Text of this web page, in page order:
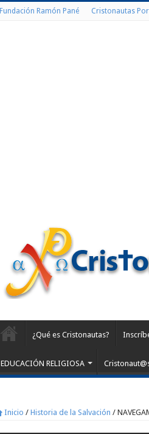
Fundación Ramón Pané Cristonautas
¿Qué es Cristonautas?
EDUCACIÓN RELIGIOSA
Inicio / Historia de la Salvación /